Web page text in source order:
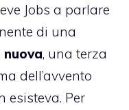
Jobs a parlare
di una
, una terza
dell’avvento
esisteva. Per